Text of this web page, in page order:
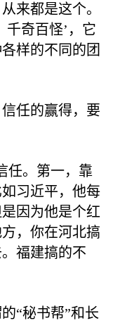
来都是这个。
千奇百怪’，它
样的不同的团
任的赢得，要
任。第一，靠
习近平，他每
因为他是个红
，你在河北搞
福建搞的不
“秘书帮”和长